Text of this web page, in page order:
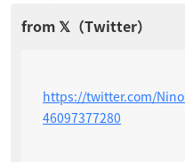
https://twitter.com/
46097377280